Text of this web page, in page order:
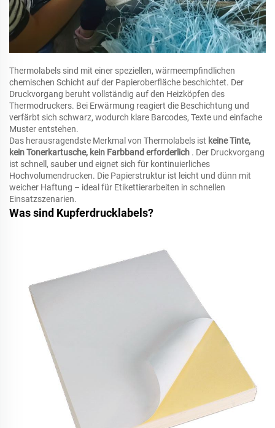
Thermolabels sind mit einer speziellen, wärmeempfindlichen
chemischen Schicht auf der Papieroberfläche beschichtet. Der
Druckvorgang beruht vollständig auf den Heizköpfen des
Thermodruckers. Bei Erwärmung reagiert die Beschichtung und
verfärbt sich schwarz, wodurch klare Barcodes, Texte und einfache
Muster entstehen.
Das herausragendste Merkmal von Thermolabels ist keine Tinte,
kein Tonerkartusche, kein Farbband erforderlich . Der Druckvorgang
ist schnell, sauber und eignet sich für kontinuierliches
Hochvolumendrucken. Die Papierstruktur ist leicht und dünn mit
weicher Haftung – ideal für Etikettierarbeiten in schnellen
Einsatzszenarien.
Was sind Kupferdrucklabels?